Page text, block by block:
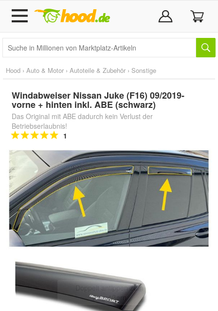
Hood › Auto & Motor › Autoteile & Zubehör › Sonstige
Windabweiser Nissan Juke (F16) 09/2019-
vorne + hinten inkl. ABE (schwarz)
Das Original mit ABE dadurch kein Verlust der
Betriebserlaubnis!
1
Doppelt antippen zum
vergrößern